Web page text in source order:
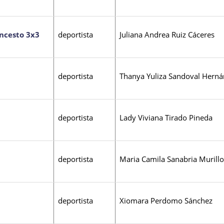
3x3 deportista Juliana Andrea Ruiz Cáceres
deportista Thanya Yuliza Sandoval
deportista Lady Viviana Tirado Pineda
deportista Maria Camila Sanabria Murillo
deportista Xiomara Perdomo Sánchez